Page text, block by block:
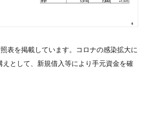
表を掲載しています。コロナの感染拡大に
えとして、新規借入等により手元資金を確